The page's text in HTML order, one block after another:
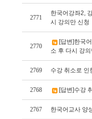
2771
한국어강좌2,
시 강의만 신청
2770
[답변]한국
소 후 다시 강
2769 수강 취소로 인
2768 [답변]수강
2767 한국어교사 양